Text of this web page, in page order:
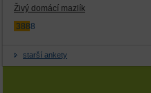
Živý domácí mazlík
3888
starší ankety